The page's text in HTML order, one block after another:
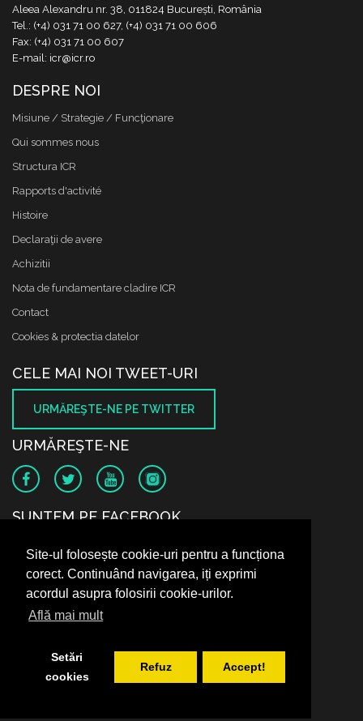
Site-ul folosește cookie-uri pentru a funcționa
corect. Continuând navigarea, iți exprimi
acordul asupra folosirii cookie-urilor.
Află mai mult
Setări
cookies
Refuz Accept!
Aleea Alexandru nr. 38, 011824 București, România
Tel.: (+4) 031 71 00 627, (+4) 031 71 00 606
Fax: (+4) 031 71 00 607
E-mail: icr@icr.ro
DESPRE NOI
Misiune / Strategie / Funcţionare
Qui sommes nous
Structura ICR
Rapports d'activité
Histoire
Declaraţii de avere
Achizitii
Nota de fundamentare cladire ICR
Contact
Cookies & protectia datelor
CELE MAI NOI TWEET-URI
URMĂREŞTE-NE PE TWITTER
URMĂREŞTE-NE
SUNTEM PE FACEBOOK